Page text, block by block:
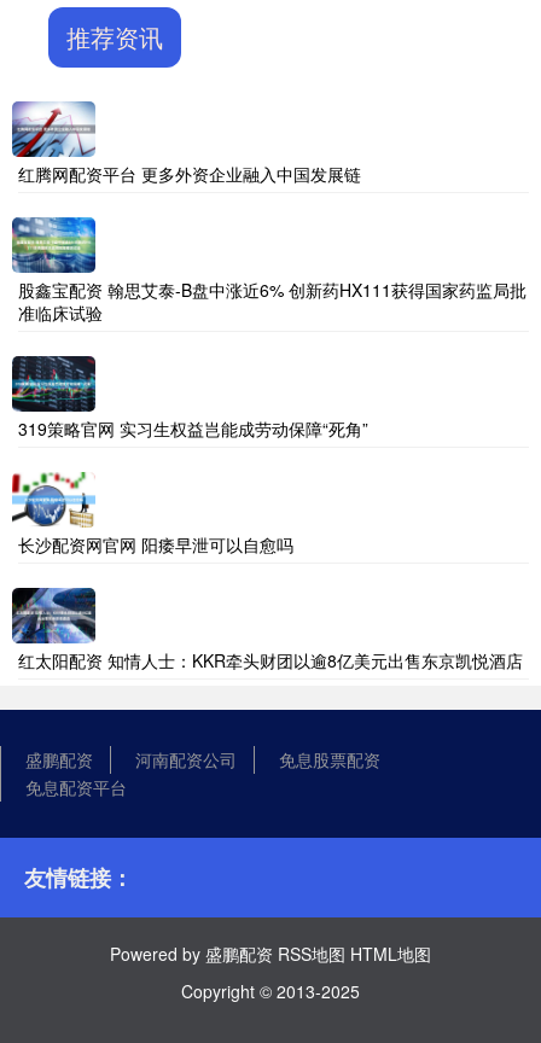
推荐资讯
红腾网配资平台 更多外资企业融入中国发展链
股鑫宝配资 翰思艾泰-B盘中涨近6% 创新药HX111获得国家药监局批
准临床试验
319策略官网 实习生权益岂能成劳动保障“死角”
长沙配资网官网 阳痿早泄可以自愈吗
红太阳配资 知情人士：KKR牵头财团以逾8亿美元出售东京凯悦酒店
盛鹏配资 河南配资公司
免息股票配资
免息配资平台
友情链接：
Powered by 盛鹏配资 RSS地图 HTML地图
Copyright © 2013-2025